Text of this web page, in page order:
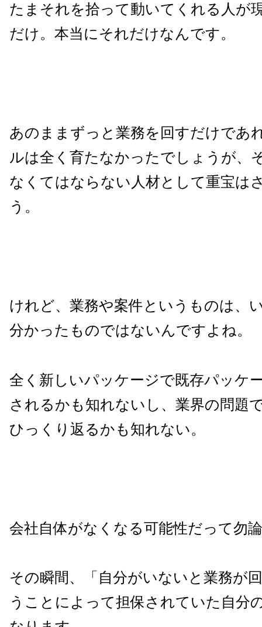
たまそれを拾って動いてくれる人が
だけ。本当にそれだけなんです。
あのままずっと業務を回すだけであ
ルは全く育たなかったでしょうが、
なくてはならない人材として重宝は
う。
けれど、業務や案件というものは、
分かったものではないんですよね。
全く新しいパッケージで既存パッケ
されるかも知れないし、業界の問題
ひっくり返るかも知れない。
会社自体がなくなる可能性だって勿
その瞬間、「自分がいないと業務が
うことによって担保されていた自分